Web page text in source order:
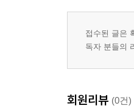
접수된 글은
독자 분들의
회원리뷰 (0건)